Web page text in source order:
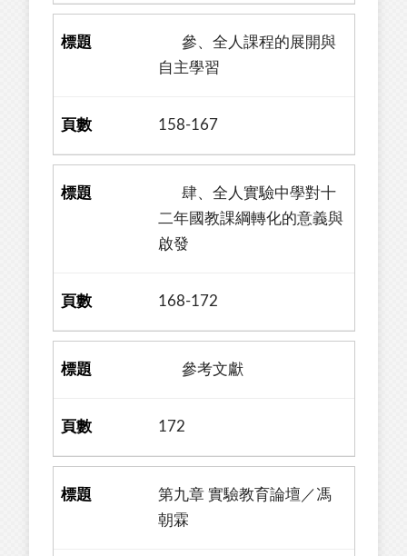
參、全人課程的展開與
自主學習
158-167
肆、全人實驗中學對十
二年國教課綱轉化的意義與
啟發
168-172
參考文獻
172
第九章 實驗教育論壇／馮
朝霖